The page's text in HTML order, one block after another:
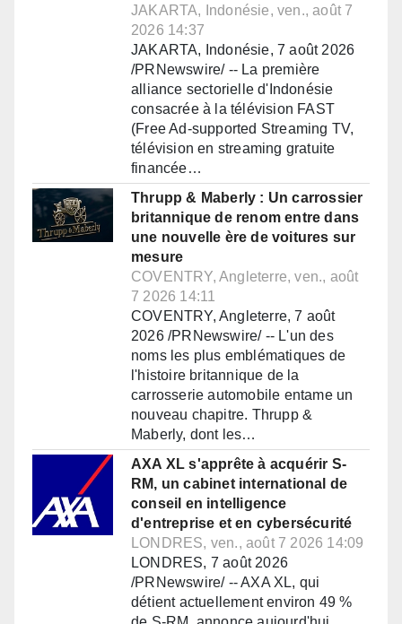
JAKARTA, Indonésie, ven., août 7
2026 14:37
JAKARTA, Indonésie, 7 août 2026
/PRNewswire/ -- La première
alliance sectorielle d'Indonésie
consacrée à la télévision FAST
(Free Ad-supported Streaming TV,
télévision en streaming gratuite
financée…
Thrupp & Maberly : Un carrossier
britannique de renom entre dans
une nouvelle ère de voitures sur
mesure
COVENTRY, Angleterre, ven., août
7 2026 14:11
COVENTRY, Angleterre, 7 août
2026 /PRNewswire/ -- L'un des
noms les plus emblématiques de
l'histoire britannique de la
carrosserie automobile entame un
nouveau chapitre. Thrupp &
Maberly, dont les…
AXA XL s'apprête à acquérir S-
RM, un cabinet international de
conseil en intelligence
d'entreprise et en cybersécurité
LONDRES, ven., août 7 2026 14:09
LONDRES, 7 août 2026
/PRNewswire/ -- AXA XL, qui
détient actuellement environ 49 %